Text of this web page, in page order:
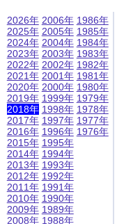
2026年
2025年
2024年
2023年
2022年
2021年
2020年
2019年
2018年
2017年
2016年
2015年
2014年
2013年
2012年
2011年
2010年
2009年
2008年
2006年
2005年
2004年
2003年
2002年
2001年
2000年
1999年
1998年
1997年
1996年
1995年
1994年
1993年
1992年
1991年
1990年
1989年
1988年
1986年
1985年
1984年
1983年
1982年
1981年
1980年
1979年
1978年
1977年
1976年